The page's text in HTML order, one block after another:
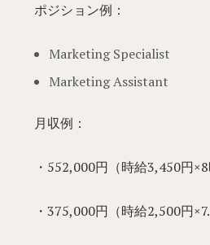
ポジション例：
Marketing Specialist
Marketing Assistant
月収例：
・552,000円（時給3,450円
・375,000円（時給2,500円